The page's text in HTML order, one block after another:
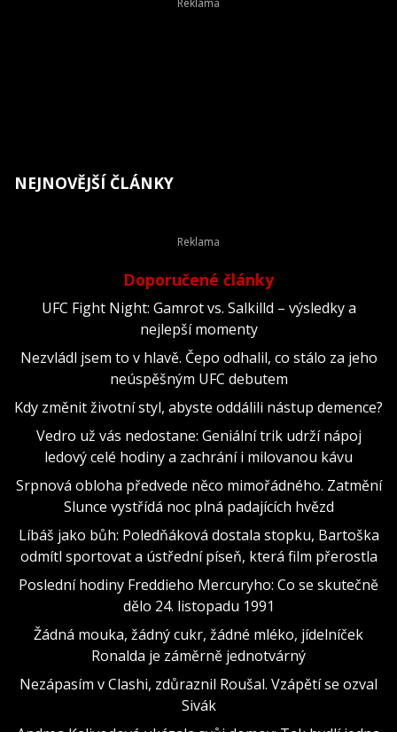
NEJNOVĚJŠÍ ČLÁNKY
Doporučené články
UFC Fight Night: Gamrot vs. Salkilld – výsledky a
nejlepší momenty
Nezvládl jsem to v hlavě. Čepo odhalil, co stálo za jeho
neúspěšným UFC debutem
Kdy změnit životní styl, abyste oddálili nástup demence?
Vedro už vás nedostane: Geniální trik udrží nápoj
ledový celé hodiny a zachrání i milovanou kávu
Srpnová obloha předvede něco mimořádného. Zatmění
Slunce vystřídá noc plná padajících hvězd
Líbáš jako bůh: Poledňáková dostala stopku, Bartoška
odmítl sportovat a ústřední píseň, která film přerostla
Poslední hodiny Freddieho Mercuryho: Co se skutečně
dělo 24. listopadu 1991
Žádná mouka, žádný cukr, žádné mléko, jídelníček
Ronalda je záměrně jednotvárný
Nezápasím v Clashi, zdůraznil Roušal. Vzápětí se ozval
Sivák